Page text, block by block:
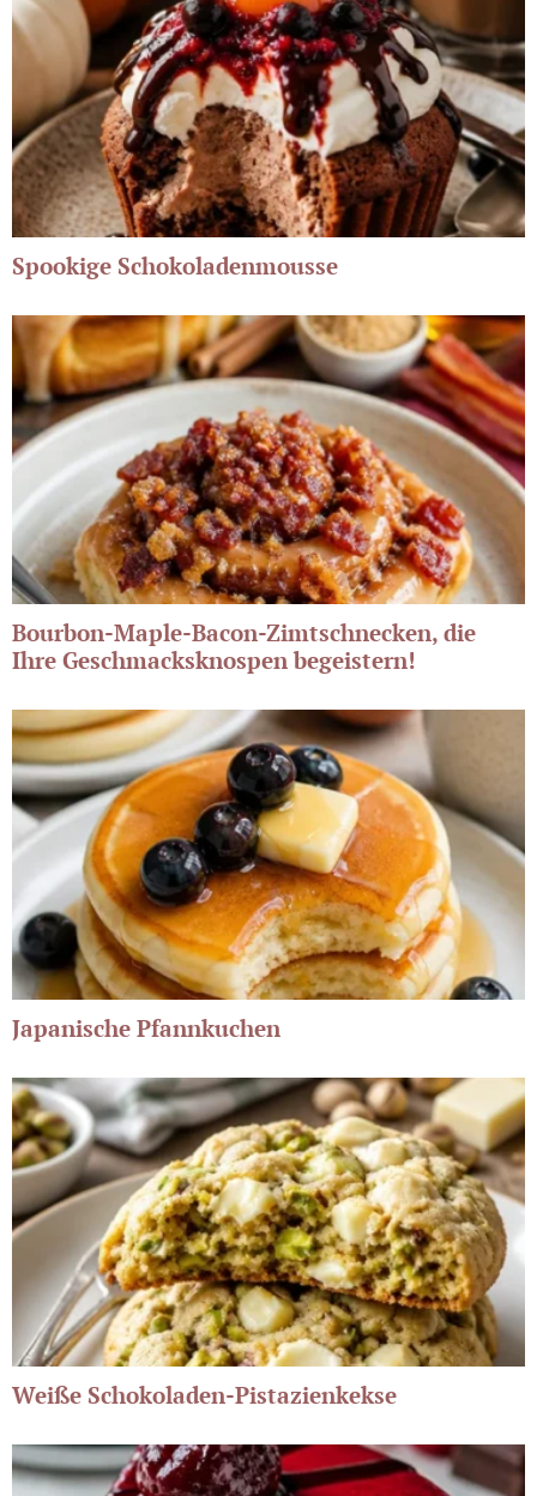
Spookige Schokoladenmousse
Bourbon-Maple-Bacon-Zimtschnecken, die
Ihre Geschmacksknospen begeistern!
Japanische Pfannkuchen
Weiße Schokoladen-Pistazienkekse